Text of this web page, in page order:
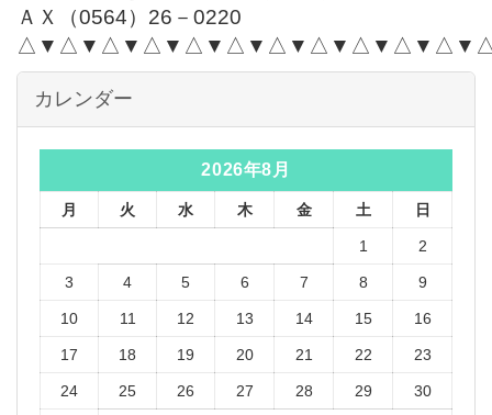
ＡＸ（0564）26－0220
カレンダー
2026年8月
月 火 水 木 金 土 日
1 2
3 4 5 6 7 8 9
10 11 12 13 14 15 16
17 18 19 20 21 22 23
24 25 26 27 28 29 30